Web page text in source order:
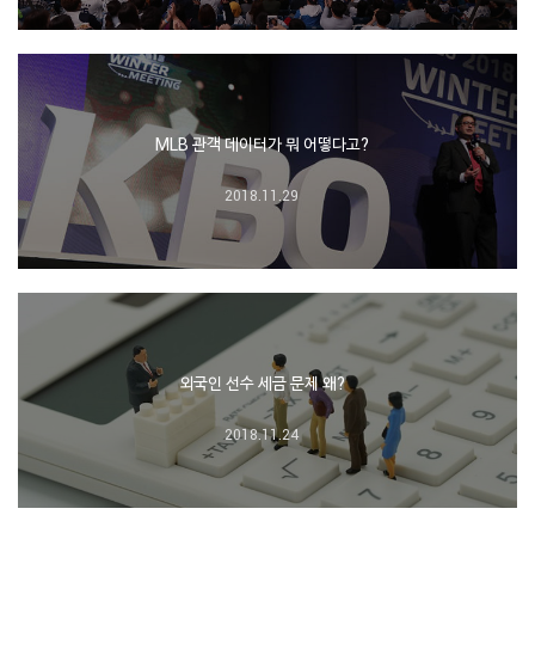
MLB 관객 데이터가 뭐 어떻다고?
2018.11.29
외국인 선수 세금 문제 왜?
2018.11.24